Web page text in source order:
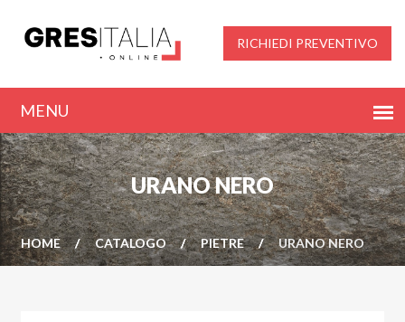
RICHIEDI PREVENTIVO
URANO NERO
HOME CATALOGO PIETRE URANO NERO